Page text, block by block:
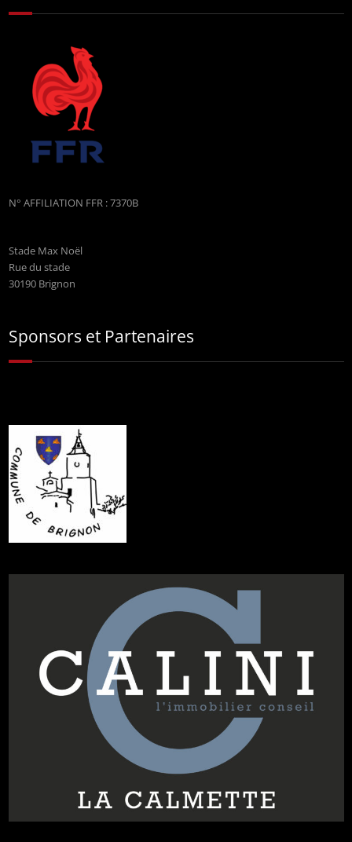
N° AFFILIATION FFR : 7370B
Stade Max Noël
Rue du stade
30190 Brignon
Sponsors et Partenaires